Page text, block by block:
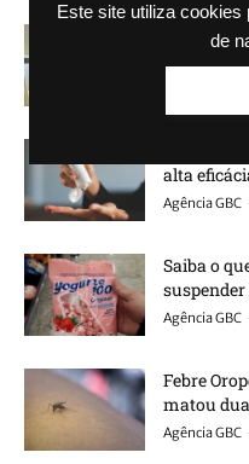
Este site utiliza cookies
de
Hospitais
milhões
alta
Agência GBC
Saiba o
suspender
Agência GBC
Febre
matou
Agência GBC